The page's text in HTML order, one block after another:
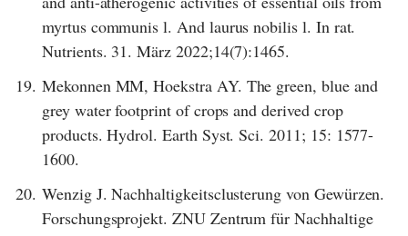
myrtus communis l. And laurus nobilis l. In rat.
Nutrients. 31. März 2022;14(7):1465.
19. Mekonnen MM, Hoekstra AY. The green, blue and
grey water footprint of crops and derived crop
products. Hydrol. Earth Syst. Sci. 2011; 15: 1577-
1600.
20. Wenzig J. Nachhaltigkeitsclusterung von Gewürzen.
Forschungsprojekt. ZNU Zentrum für Nachhaltige